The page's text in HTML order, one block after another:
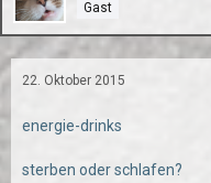
Gast
22. Oktober 2015
energie-drinks
sterben oder schlafen?